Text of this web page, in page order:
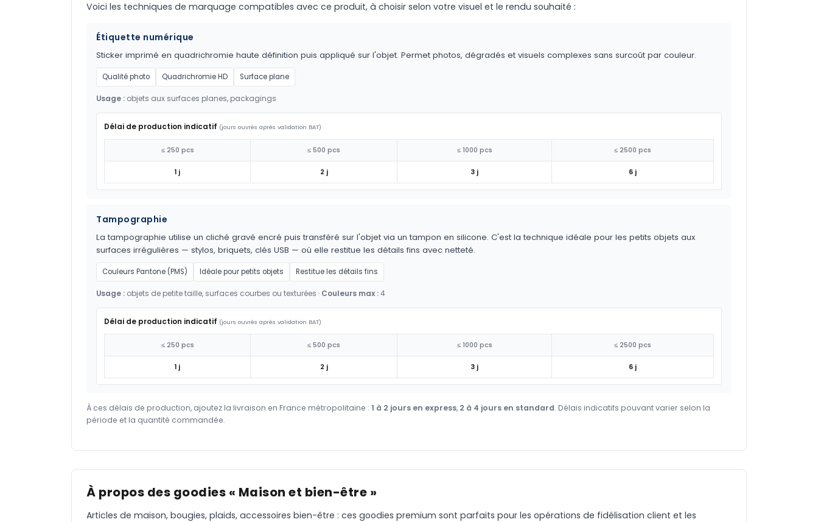
Voici les techniques de marquage compatibles avec ce produit, à choisir selon votre visuel et le rendu souhaité :
Étiquette numérique
Sticker imprimé en quadrichromie haute définition puis appliqué sur l'objet. Permet photos, dégradés et visuels complexes sans surcoût par couleur.
Qualité photo Quadrichromie HD Surface plane
Usage : objets aux surfaces planes, packagings
Délai de production indicatif (jours ouvrés après validation BAT)
≤ 250 pcs ≤ 500 pcs ≤ 1000 pcs ≤ 2500 pcs
1 j 2 j 3 j 6 j
Tampographie
La tampographie utilise un cliché gravé encré puis transféré sur l'objet via un tampon en silicone. C'est la technique idéale pour les petits objets aux
surfaces irrégulières — stylos, briquets, clés USB — où elle restitue les détails fins avec netteté.
Couleurs Pantone (PMS) Idéale pour petits objets Restitue les détails fins
Usage : objets de petite taille, surfaces courbes ou texturées · Couleurs max :4
Délai de production indicatif (jours ouvrés après validation BAT)
≤ 250 pcs ≤ 500 pcs ≤ 1000 pcs ≤ 2500 pcs
1 j 2 j 3 j 6 j
À ces délais de production, ajoutez la livraison en France métropolitaine : 1 à 2 jours en express, 2 à 4 jours en standard. Délais indicatifs pouvant varier selon la
période et la quantité commandée.
À propos des goodies « Maison et bien-être »
Articles de maison, bougies, plaids, accessoires bien-être : ces goodies premium sont parfaits pour les opérations de fidélisation client et les